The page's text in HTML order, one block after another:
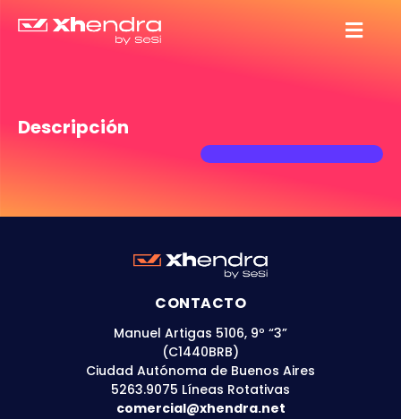
Descripción
CONTACTO
Manuel Artigas 5106, 9º “3”
(C1440BRB)
Ciudad Autónoma de Buenos Aires
5263.9075 Líneas Rotativas
comercial@xhendra.net